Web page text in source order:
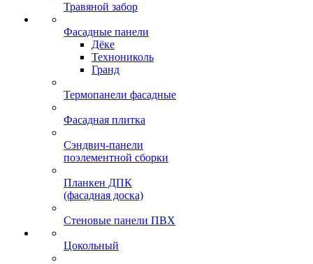
Травяной забор
Фасадные панели
Дёке
Технониколь
Гранд
Термопанели фасадные
Фасадная плитка
Сэндвич-панели
поэлементной сборки
Планкен ДПК
(фасадная доска)
Стеновые панели ПВХ
Цокольный